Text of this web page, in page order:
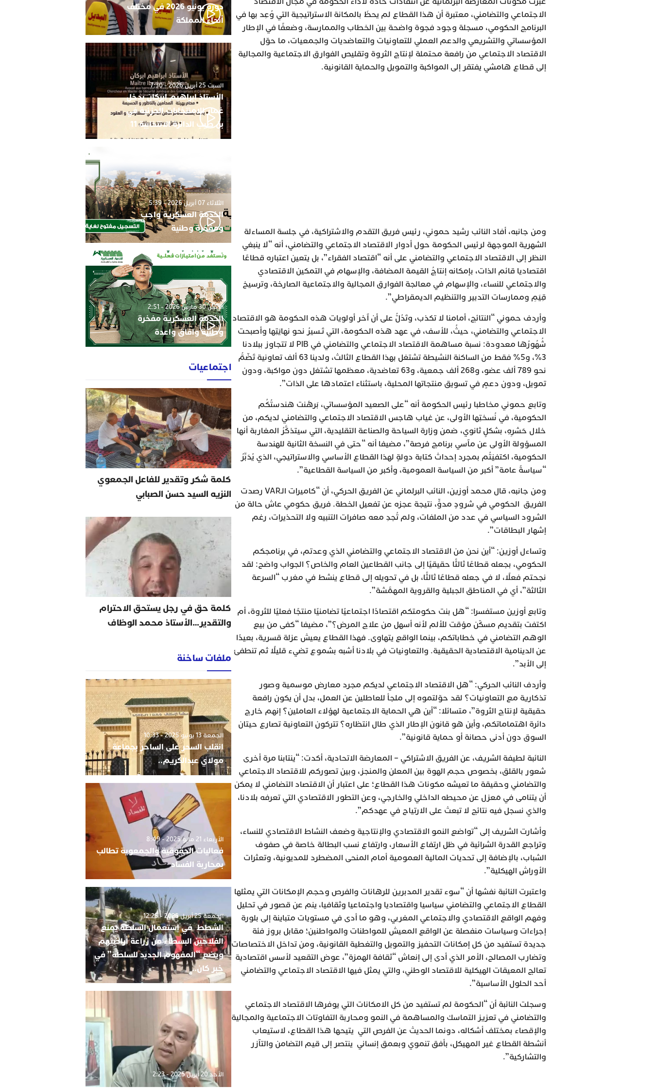
الاجتماعي والتضامني، معتبرة أن هذا القطاع لم يحظَ بالمكانة الاستراتيجية التي وُعِد بها في
البرنامج الحكومي، مسجلة وجود فجوة واضحة بين الخطاب والممارسة، وضعفًا في الإطار
المؤسساتي والتشريعي والدعم العملي للتعاونيات والتعاضديات والجمعيات، ما حوّل
الاقتصاد الاجتماعي من رافعة محتملة لإنتاج الثروة وتقليص الفوارق الاجتماعية والمجالية
إلى قطاع هامشي يفتقر إلى المواكبة والتمويل والحماية القانونية.
ومن جانبه، أفاد النائب رشيد حموني، رئيس فريق التقدم والاشتراكية، في جلسة المساءلة
الشهرية الموجهة لرئيس الحكومة حول أدوار الاقتصاد الاجتماعي والتضامني، أنه “لا ينبغي
النظر إلى الاقتصاد الاجتماعي والتضامني على أنه “اقتصاد الفقراء”، بل يتعين اعتباره قطاعًا
اقتصاديا قائم الذات، بإمكانه إنتاجُ القيمة المضافة، والإسهام في التمكين الاقتصادي
والاجتماعي للنساء، والإسهام في معالجة الفوارق المجالية والاجتماعية الصارخة، وترسيخ
قِيَمِ وممارسات التدبير والتنظيم الديمقراطي”.
وأردف حموني “النتائج، أمامنا لا تكذب، وتَدُلُّ على أن آخر أولويات هذه الحكومة هو الاقتصاد
الاجتماعي والتضامني، حيثُ، للأسف، في عهد هذه الحكومة، التي تَـسيرُ نحو نهايَتِها وأصبحت
شُهُورُها معدودة: نسبة مساهمة الاقتصاد الاجتماعي والتضامني في PIB لا تتجاوز ببلادنا
3%، و5% فقط من الساكنة النشيطة تشتغل بهذا القطاع الثالث، ولدينا 63 ألف تعاونية تَضّمُّ
نحو 789 ألف عضو، و268 ألف جمعية، و63 تعاضدية، معظمها تشتغل دون مواكبة، ودون
تمويل، ودون دعمٍ في تسويق منتجاتها المحلية، باستثناء اعتمادها على الذات”.
وتابع حموني مخاطبا رئيس الحكومة أنه “على الصعيد المؤسساتي، بَرهَنت هندستُكُم
الحكومية، في نُسختِها الأولى، عن غياب هاجس الاقتصاد الاجتماعي والتضامني لديكم، من
خلال حَشرِهِ، بشكلٍ ثانوي، ضمن وزارة السياحة والصناعة التقليدية، التي سيتذكَّرُ المغاربة أنها
المسؤولة الأولى عن مآسي برنامج فرصة”، مضيفا أنه “حتى في النسخة الثانية للهندسة
الحكومية، اكتفيْتُم بمجرد إحداث كتابة دولةٍ لهذا القطاع الأساسي والاستراتيجي، الذي يُدَبِّرُ
“سياسةً عامة” أكبر من السياسة العمومية، وأكبر من السياسة القطاعية”.
ومن جانبه، قال محمد أوزين، النائب البرلماني عن الفريق الحركي، أن “كاميرات الـVAR رصدت
الفريق الحكومي في شرودٍ مدوٍّ، نتيجة عجزه عن تفعيل الخطة. فريق حكومي عاش حالة من
الشرود السياسي في عدد من الملفات، ولم تُجدِ معه صافرات التنبيه ولا التحذيرات، رغم
إشهار البطاقات”.
وتساءل أوزين: “أين نحن من الاقتصاد الاجتماعي والتضامني الذي وعدتم، في برنامجكم
الحكومي، بجعله قطاعًا ثالثًا حقيقيًا إلى جانب القطاعين العام والخاص؟ الجواب واضح: لقد
نجحتم فعلًا، لا في جعله قطاعًا ثالثًا، بل في تحويله إلى قطاع ينشط في مغرب “السرعة
الثالثة”، أي في المناطق الجبلية والقروية المهمَّشة”.
وتابع أوزين مستفسرا: “هل بنت حكومتكم اقتصادًا اجتماعيًا تضامنيًا منتجًا فعليًا للثروة، أم
اكتفت بتقديم مسكّن مؤقت للألم لأنه أسهل من علاج المرض؟”، مضيفا “كفى من بيع
الوهم التضامني في خطاباتكم، بينما الواقع يتهاوى. فهذا القطاع يعيش عزلة قسرية، بعيدًا
عن الدينامية الاقتصادية الحقيقية. والتعاونيات في بلادنا أشبه بشموع تضيء قليلًا ثم تنطفئ
إلى الأبد”.
وأردف النائب الحركي: “هل الاقتصاد الاجتماعي لديكم مجرد معارض موسمية وصور
تذكارية مع التعاونيات؟ لقد حوّلتموه إلى ملجأ للعاطلين عن العمل، بدل أن يكون رافعة
حقيقية لإنتاج الثروة”، متسائلا: “أين هي الحماية الاجتماعية لهؤلاء العاملين؟ إنهم خارج
دائرة اهتماماتكم، وأين هو قانون الإطار الذي طال انتظاره؟ تتركون التعاونية تصارع حيتان
السوق دون أدنى حصانة أو حماية قانونية”.
النائبة لطيفة الشريف، عن الفريق الاشتراكي – المعارضة الاتحادية، أكدت: “ينتابنا مرة أخرى
شعور بالقلق، بخصوص حجم الهوة بين المعلن والمنجز، وبين تصوركم للاقتصاد الاجتماعي
والتضامني وحقيقة ما تعيشه مكونات هذا القطاع؛ على اعتبار أن الاقتصاد التضامني لا يمكن
أن يتنامى في مَعزل عن محيطه الداخلي والخارجي، وعن التطور الاقتصادي التي تعرفه بلادنا،
والذي نسجل فيه نتائج لا تبعث على الارتياح في عهدكم”.
وأشارت الشريف إلى “تواضع النمو الاقتصادي والإنتاجية وضعف النشاط الاقتصادي للنساء،
وتراجع القدرة الشرائية في ظل ارتفاع الأسعار، وارتفاع نسب البطالة خاصة في صفوف
الشباب، بالإضافة إلى تحديات المالية العمومية أمام المنحى المضطرد للمديونية، وتعثرات
الأوراش الهيكلية”.
واعتبرت النائبة نفشها أن “سوء تقدير المدبرين للرهانات والفرص وحجم الإمكانات التي يمثلها
القطاع الاجتماعي والتضامني سياسيا واقتصاديا واجتماعيا وثقافيا، ينم عن قصور في تحليل
وفهم الواقع الاقتصادي والاجتماعي المغربي، وهو ما أدى في مستويات متباينة إلى بلورة
إجراءات وسياسات منفصلة عن الواقع المعيش للمواطنات والمواطنين؛ مقابل بروز فئة
جديدة تستفيد من كل إمكانات التحفيز والتمويل والتغطية القانونية، ومن تداخل الاختصاصات
وتضارب المصالح، الأمر الذي أدى إلى إنعاش “ثقافة الهمزة”، عوض التقعيد لأسس اقتصادية
تعالج المعيقات الهيكلية للاقتصاد الوطني، والتي يمثل فيها الاقتصاد الاجتماعي والتضامني
أحد الحلول الأساسية”.
وسجلت النائبة أن “الحكومة لم تستفيد من كل الامكانات التي يوفرها الاقتصاد الاجتماعي
والتضامني في تعزيز التماسك والمساهمة في النمو ومحاربة التفاوتات الاجتماعية والمجالية
والإقصاء بمختلف أشكاله، دونما الحديث عن الفرص التي يتيحها هذا القطاع، لاستيعاب
أنشطة القطاع غير المهيكل، بأفق تنموي وبعمق إنساني ينتصر إلى قيم التضامن والتآزر
والتشاركية”.
دورة يونيو 2026 في مختلف
أنحاء المملكة
السبت 25 أبريل 2026 - 7:30
الأستاذ ابراهيم ابركان يدخل
غمار الامنتخابات الجزئية في
بن طيب الدائرة الانتخابية 11
الثلاثاء 07 أبريل 2026 - 5:39
الخدمة العسكرية واجب
ومفخرة وطنية
الإثنين 30 مارس 2026 - 2:51
الخدمة العسكرية مفخرة
وطنية وافاق واعدة
اجتماعيات
كلمة شكر وتقدير للفاعل الجمعوي
النزيه السيد حسن الصبابي
كلمة حق في رجل يستحق الاحترام
والتقدير…الأستاذ محمد الوظاف
ملفات ساخنة
الجمعة 13 يونيو 2025 - 10:33
انقلب السحر على الساحر بجماعة
مولاي عبدالكريم..
الأربعاء 21 مايو 2025 - 8:49
فعاليات الحقوقية والجمعوية تطالب
بمحاربة الفساد
الجمعة 25 أبريل 2025 - 12:25
الشطط في استعمال السلطة يمنع
الفلاحين البسطاء من زراعة أراضيهم
ويضع “المفهوم الجديد للسلطة” في
خبر كان..
الأحد 20 أبريل 2025 - 2:23